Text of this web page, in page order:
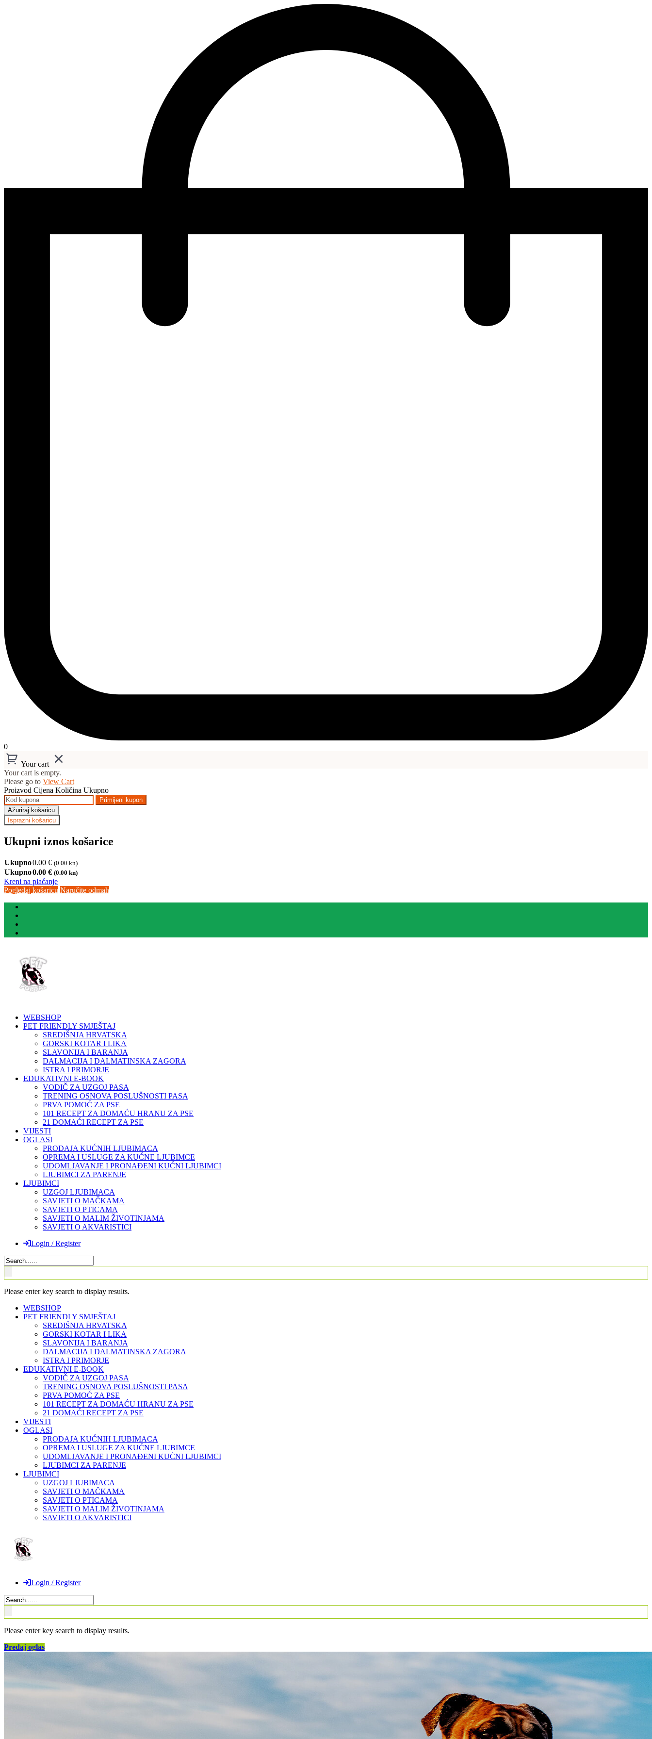
0
Your cart
Your cart is empty.
Please go to View Cart
Proizvod Cijena Količina Ukupno
Primijeni kupon
Ažuriraj košaricu
Isprazni košaricu
Ukupni iznos košarice
Ukupno0.00 € (0.00 kn)
Ukupno0.00 € (0.00 kn)
Kreni na plaćanje
Pogledaj košaricu Naručite odmah
WEBSHOP
PET FRIENDLY SMJEŠTAJ
SREDIŠNJA HRVATSKA
GORSKI KOTAR I LIKA
SLAVONIJA I BARANJA
DALMACIJA I DALMATINSKA ZAGORA
ISTRA I PRIMORJE
EDUKATIVNI E-BOOK
VODIČ ZA UZGOJ PASA
TRENING OSNOVA POSLUŠNOSTI PASA
PRVA POMOĆ ZA PSE
101 RECEPT ZA DOMAĆU HRANU ZA PSE
21 DOMAĆI RECEPT ZA PSE
VIJESTI
OGLASI
PRODAJA KUĆNIH LJUBIMACA
OPREMA I USLUGE ZA KUĆNE LJUBIMCE
UDOMLJAVANJE I PRONAĐENI KUĆNI LJUBIMCI
LJUBIMCI ZA PARENJE
LJUBIMCI
UZGOJ LJUBIMACA
SAVJETI O MAČKAMA
SAVJETI O PTICAMA
SAVJETI O MALIM ŽIVOTINJAMA
SAVJETI O AKVARISTICI
Login / Register
Please enter key search to display results.
WEBSHOP
PET FRIENDLY SMJEŠTAJ
SREDIŠNJA HRVATSKA
GORSKI KOTAR I LIKA
SLAVONIJA I BARANJA
DALMACIJA I DALMATINSKA ZAGORA
ISTRA I PRIMORJE
EDUKATIVNI E-BOOK
VODIČ ZA UZGOJ PASA
TRENING OSNOVA POSLUŠNOSTI PASA
PRVA POMOĆ ZA PSE
101 RECEPT ZA DOMAĆU HRANU ZA PSE
21 DOMAĆI RECEPT ZA PSE
VIJESTI
OGLASI
PRODAJA KUĆNIH LJUBIMACA
OPREMA I USLUGE ZA KUĆNE LJUBIMCE
UDOMLJAVANJE I PRONAĐENI KUĆNI LJUBIMCI
LJUBIMCI ZA PARENJE
LJUBIMCI
UZGOJ LJUBIMACA
SAVJETI O MAČKAMA
SAVJETI O PTICAMA
SAVJETI O MALIM ŽIVOTINJAMA
SAVJETI O AKVARISTICI
Login / Register
Please enter key search to display results.
Predaj oglas